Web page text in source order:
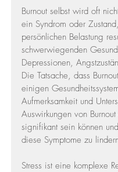
Burnout selbst wird oft
ein Syndrom oder
persönlichen Belastung
schwerwiegenden
Depressionen,
Die Tatsache, dass
einigen
Aufmerksamkeit und
Auswirkungen von
signifikant sein können
diese Symptome zu
Stress ist eine komplexe